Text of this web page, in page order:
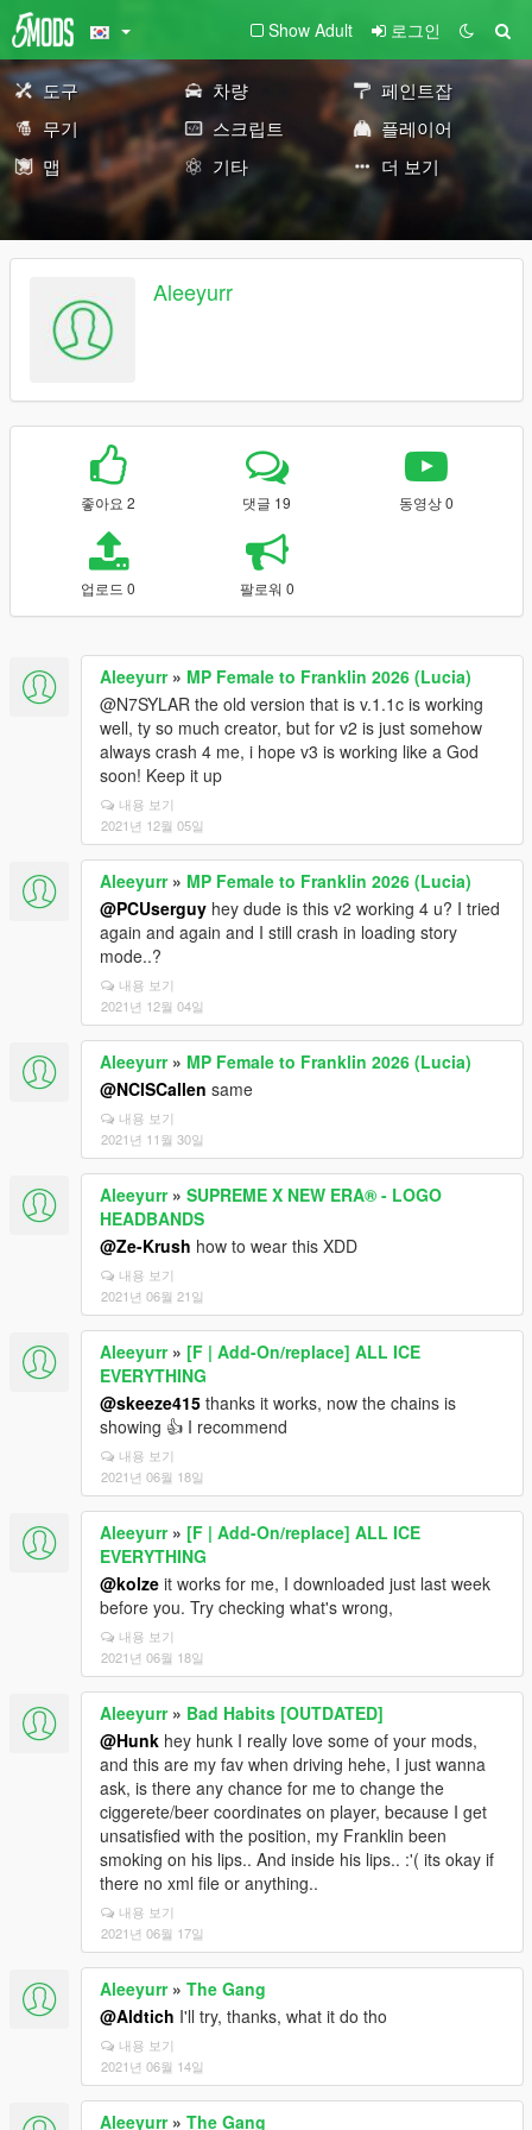
Show Adult 로그인
도구 차량
페인트잡
무기
스크립트
플레이어
맵
기타 더 보기
Aleeyurr
좋아요 2 댓글 19 동영상 0
업로드 0 팔로워 0
Aleeyurr» MP Female to Franklin 2026 (Lucia)
@N7SYLAR the old version that is v.1.1c is working
well, ty so much creator, but for v2 is just somehow
always crash 4 me, i hope v3 is working like a God
soon! Keep it up
내용 보기
2021년 12월 05일
Aleeyurr» MP Female to Franklin 2026 (Lucia)
@PCUserguy hey dude is this v2 working 4 u? I tried
again and again and I still crash in loading story
mode..?
내용 보기
2021년 12월 04일
Aleeyurr» MP Female to Franklin 2026 (Lucia)
@NCISCallen same
내용 보기
2021년 11월 30일
Aleeyurr» SUPREME X NEW ERA® - LOGO
HEADBANDS
@Ze-Krush how to wear this XDD
내용 보기
2021년 06월 21일
Aleeyurr» [F | Add-On/replace] ALL ICE
EVERYTHING
@skeeze415 thanks it works, now the chains is
showing 👍 I recommend
내용 보기
2021년 06월 18일
Aleeyurr» [F | Add-On/replace] ALL ICE
EVERYTHING
@kolze it works for me, I downloaded just last week
before you. Try checking what's wrong,
내용 보기
2021년 06월 18일
Aleeyurr» Bad Habits [OUTDATED]
@Hunk hey hunk I really love some of your mods,
and this are my fav when driving hehe, I just wanna
ask, is there any chance for me to change the
ciggerete/beer coordinates on player, because I get
unsatisfied with the position, my Franklin been
smoking on his lips.. And inside his lips.. :'( its okay if
there no xml file or anything..
내용 보기
2021년 06월 17일
Aleeyurr» The Gang
@Aldtich I'll try, thanks, what it do tho
내용 보기
2021년 06월 14일
Aleeyurr» The Gang